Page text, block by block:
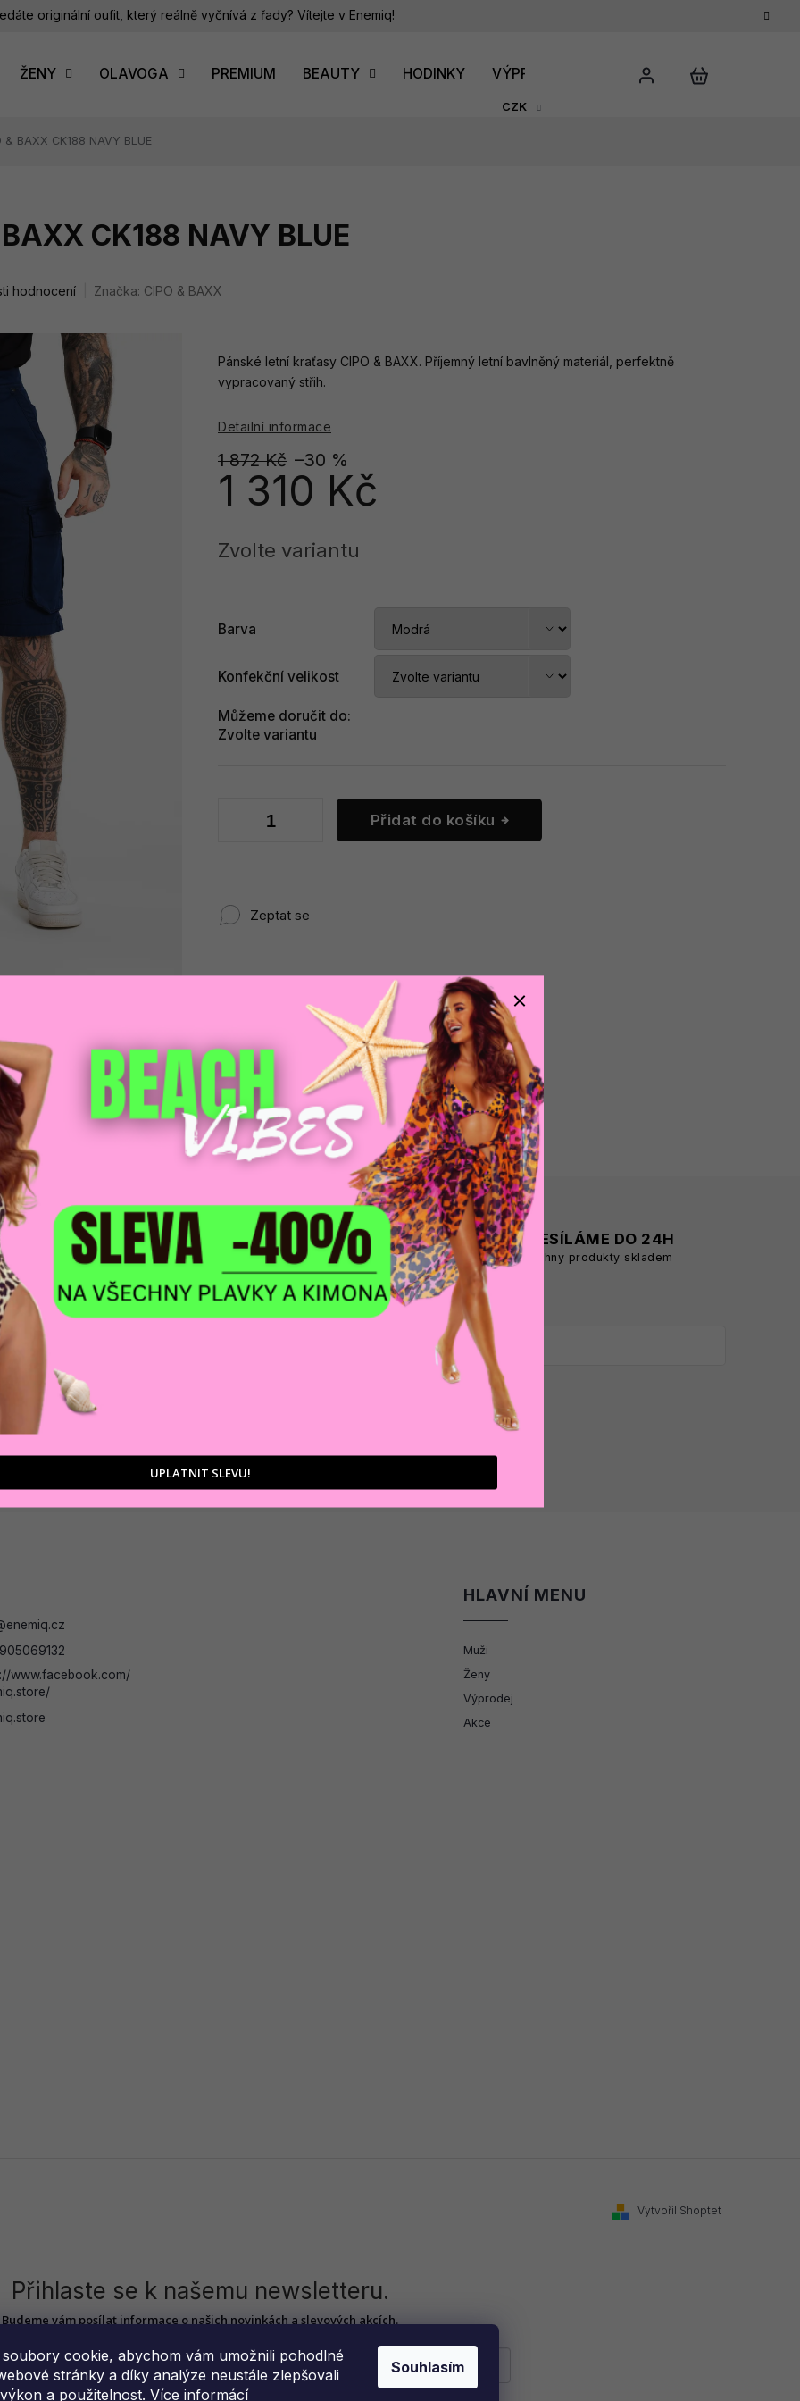
cookie, abychom vám umožnili pohodlné
stránky a díky analýze neustále zlepšovali
a použitelnost. Více informácí
Souhlasím
originální oufit, který reálně vyčnívá z řady? Vítejte v Enemiq!
CZK
ŽENY OLAVOGA PREMIUM BEAUTY HODINKY VÝPRODEJ DÁRKOVÝ POUKAZ
BAXX CK188 NAVY BLUE
CK188 NAVY BLUE
hodnocení Značka: CIPO & BAXX
1 872 Kč –30 %
1 310 Kč
cena:
Zvolte variantu
Barva
Konfekční velikost
Můžeme doručit do:
Zvolte variantu
Přidat do košíku
Pánské letní kraťasy CIPO & BAXX. Příjemný letní bavlněný materiál, perfektně
vypracovaný střih.
Detailní informace
Zeptat se
VÁM
produktů
DOPRAVA ZDARMA
na adresu nebo pobočku
Zásilkovny
ODESÍLÁME DO 24H
všechny produkty skladem
enemiq.cz
www.facebook.com/
HLAVNÍ MENU
Muži
Ženy
Výprodej
Akce
Vytvořil Shoptet
Přihlaste se k našemu newsletteru.
Budeme vám posílat informace o našich novinkách a slevových akcích.
UPLATNIT SLEVU!